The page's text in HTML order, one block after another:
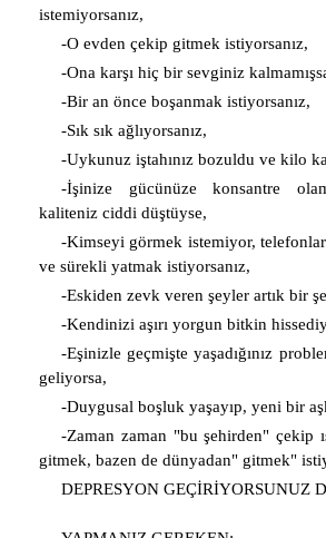
istemiyorsanız,
-O evden çekip gitmek istiyorsanız,
-Ona karşı hiç bir sevginiz
-Bir an önce boşanmak istiyorsanız,
-Sık sık ağlıyorsanız,
-Uykunuz iştahınız bozuldu ve kilo
-İşinize gücünüze konsantre
kaliteniz ciddi düştüyse,
-Kimseyi görmek istemiyor,
ve sürekli yatmak istiyorsanız,
-Eskiden zevk veren şeyler artık bir
-Kendinizi aşırı yorgun bitkin
-Eşinizle geçmişte yaşadığınız
geliyorsa,
-Duygusal boşluk yaşayıp, yeni bir
-Zaman zaman "bu şehirden" çekip
gitmek, bazen de dünyadan" gitmek"
DEPRESYON GEÇİRİYORSUNUZ